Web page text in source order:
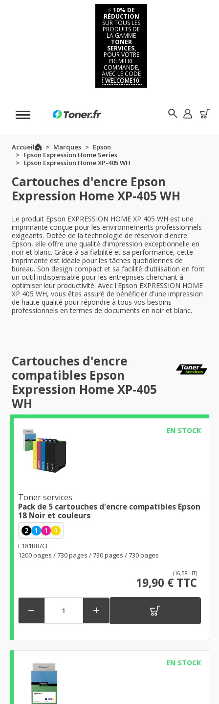
⚡ 10% DE
RÉDUCTION
SUR TOUS LES
PRODUITS DE
LA GAMME
TONER
SERVICES,
POUR VOTRE
PREMIÈRE
COMMANDE,
AVEC LE CODE
WELCOME10
Accueil Marques
Epson
Epson Expression Home Series
Epson Expression Home XP-405 WH
Cartouches d'encre Epson
Expression Home XP-405 WH
Le produit Epson EXPRESSION HOME XP 405 WH est une
imprimante conçue pour les environnements professionnels
exigeants. Dotée de la technologie de réservoir d'encre
Epson, elle offre une qualité d'impression exceptionnelle en
noir et blanc. Grâce à sa fiabilité et sa performance, cette
imprimante est idéale pour les tâches quotidiennes de
bureau. Son design compact et sa facilité d'utilisation en font
un outil indispensable pour les entreprises cherchant à
optimiser leur productivité. Avec l'Epson EXPRESSION HOME
XP 405 WH, vous êtes assuré de bénéficier d'une impression
de haute qualité pour répondre à tous vos besoins
professionnels en termes de documents en noir et blanc.
Cartouches d'encre
compatibles Epson
Expression Home XP-405
WH
EN STOCK
Toner services
Pack de 5 cartouches d'encre compatibles Epson
18 Noir et couleurs
2 1 1 1
E181BB/CL
1200 pages / 730 pages / 730 pages / 730 pages
(16,58 HT)
19,90 € TTC
 
EN STOCK